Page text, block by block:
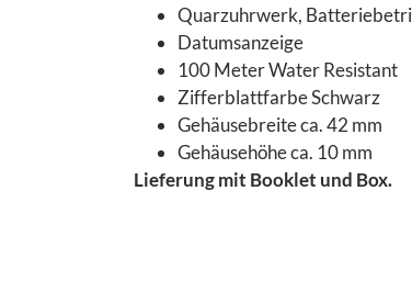
Quarzuhrwerk,
Datumsanzeige
100 Meter Water Resistant
Zifferblattfarbe Schwarz
Gehäusebreite ca. 42 mm
Gehäusehöhe ca. 10 mm
Lieferung mit Booklet und Box.